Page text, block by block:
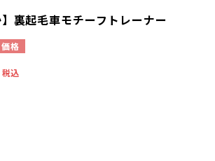
】裏起毛車モチーフトレーナー
格
税込